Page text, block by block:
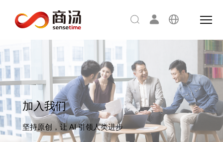
加入我们
坚持原创， 让 AI 引领人类进步